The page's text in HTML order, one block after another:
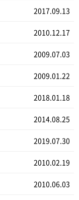
2017.09.13
2010.12.17
2009.07.03
2009.01.22
2018.01.18
2014.08.25
2019.07.30
2010.02.19
2010.06.03